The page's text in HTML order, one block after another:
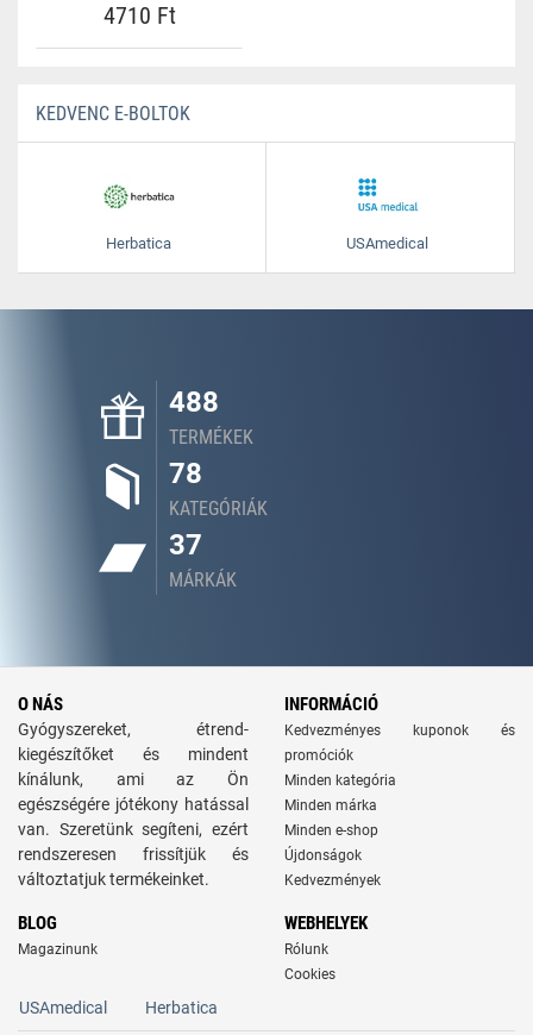
4710 Ft
KEDVENC E-BOLTOK
Herbatica USAmedical
488
TERMÉKEK
78
KATEGÓRIÁK
37
MÁRKÁK
O NÁS
Gyógyszereket, étrend-
kiegészítőket és mindent
kínálunk, ami az Ön
egészségére jótékony hatással
van. Szeretünk segíteni, ezért
rendszeresen frissítjük és
változtatjuk termékeinket.
INFORMÁCIÓ
Kedvezményes kuponok és
promóciók
Minden kategória
Minden márka
Minden e-shop
Újdonságok
Kedvezmények
BLOG
Magazinunk
WEBHELYEK
Rólunk
Cookies
USAmedical Herbatica